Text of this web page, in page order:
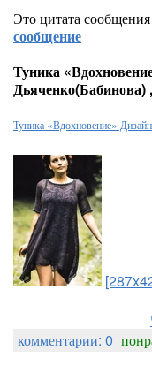
Это цитата сообщения
сообщение
Туника
Дьяченко(Бабинова)
Туника «Вдохновение»
комментарии: 0